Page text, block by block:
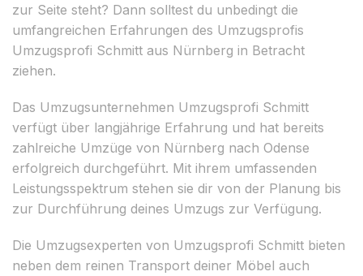
zur Seite steht? Dann solltest du unbedingt die
umfangreichen Erfahrungen des Umzugsprofis
Umzugsprofi Schmitt aus Nürnberg in Betracht
ziehen.
Das Umzugsunternehmen Umzugsprofi Schmitt
verfügt über langjährige Erfahrung und hat bereits
zahlreiche Umzüge von Nürnberg nach Odense
erfolgreich durchgeführt. Mit ihrem umfassenden
Leistungsspektrum stehen sie dir von der Planung bis
zur Durchführung deines Umzugs zur Verfügung.
Die Umzugsexperten von Umzugsprofi Schmitt bieten
neben dem reinen Transport deiner Möbel auch